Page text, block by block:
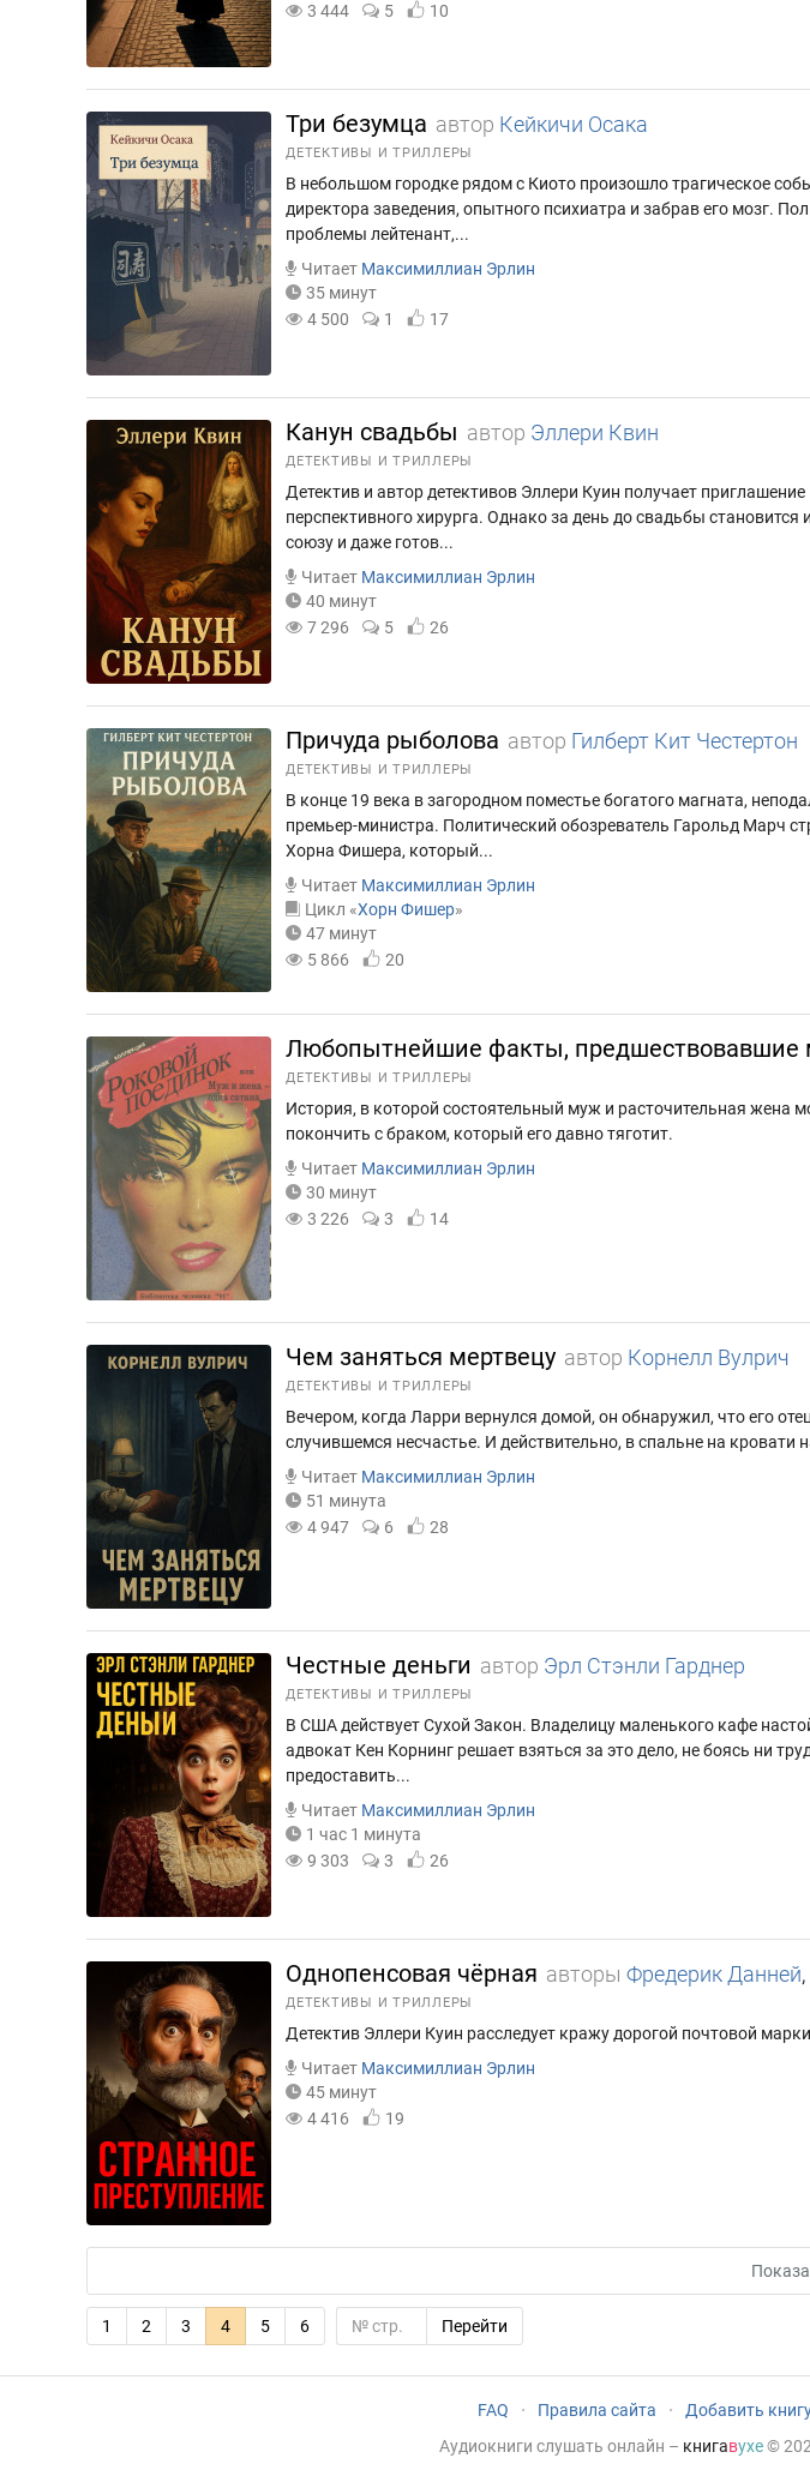
3 444
5 10
Три безумца автор Кейкичи Осака
ДЕТЕКТИВЫ И ТРИЛЛЕРЫ
В небольшом городке рядом с Киото произошло трагическое
директора заведения, опытного психиатра и забрав его мозг.
проблемы лейтенант,...
Читает Максимиллиан Эрлин
35 минут
4 500
1 17
Канун свадьбы автор Эллери Квин
ДЕТЕКТИВЫ И ТРИЛЛЕРЫ
Детектив и автор детективов Эллери Куин получает
перспективного хирурга. Однако за день до свадьбы
союзу и даже готов...
Читает Максимиллиан Эрлин
40 минут
7 296
5 26
Причуда рыболова автор Гилберт Кит Честертон
ДЕТЕКТИВЫ И ТРИЛЛЕРЫ
В конце 19 века в загородном поместье богатого магната,
премьер-министра. Политический обозреватель Гарольд Марч
Хорна Фишера, который...
Читает Максимиллиан Эрлин
Цикл «Хорн Фишер»
47 минут
5 866
20
Любопытнейшие факты, предшествовавшие
ДЕТЕКТИВЫ И ТРИЛЛЕРЫ
История, в которой состоятельный муж и расточительная
покончить с браком, который его давно тяготит.
Читает Максимиллиан Эрлин
30 минут
3 226
3 14
Чем заняться мертвецу автор Корнелл Вулрич
ДЕТЕКТИВЫ И ТРИЛЛЕРЫ
Вечером, когда Ларри вернулся домой, он обнаружил, что его
случившемся несчастье. И действительно, в спальне на
Читает Максимиллиан Эрлин
51 минута
4 947
6 28
Честные деньги автор Эрл Стэнли Гарднер
ДЕТЕКТИВЫ И ТРИЛЛЕРЫ
В США действует Сухой Закон. Владелицу маленького кафе
адвокат Кен Корнинг решает взяться за это дело, не боясь ни
предоставить...
Читает Максимиллиан Эрлин
1 час 1 минута
9 303
3 26
Однопенсовая чёрная авторы Фредерик Данней,
ДЕТЕКТИВЫ И ТРИЛЛЕРЫ
Детектив Эллери Куин расследует кражу дорогой почтовой
Читает Максимиллиан Эрлин
45 минут
4 416
19
1 2 3 4 5 6 Перейти
FAQ · Правила сайта · Добавить
Аудиокниги слушать онлайн – книгавухе©